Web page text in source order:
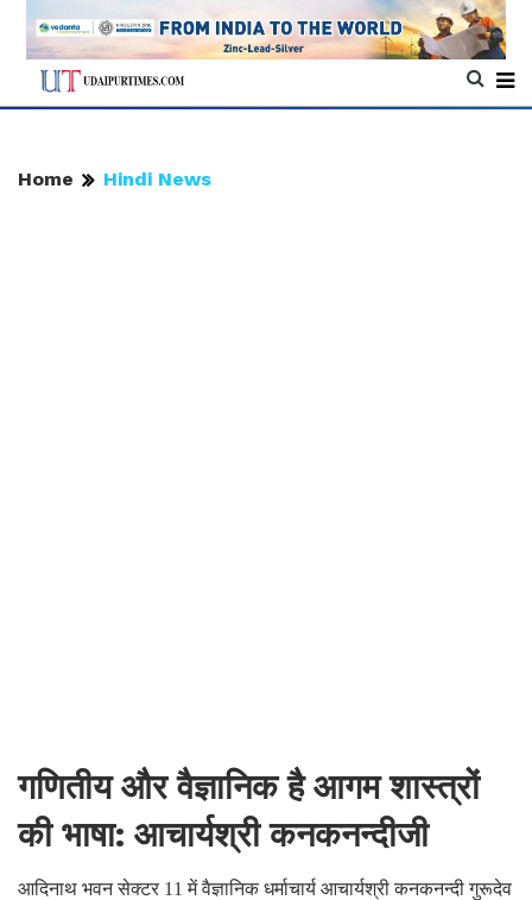
Home Hindi News
गणितीय और वैज्ञानिक है आगम शास्त्रों
की भाषा: आचार्यश्री कनकनन्दीजी
आदिनाथ भवन सेक्टर 11 में वैज्ञानिक धर्माचार्य आचार्यश्री कनकनन्दी गुरूदेव